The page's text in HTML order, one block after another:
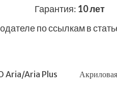
Гарантия: 10 лет
по ссылкам в
Aria/Aria Plus